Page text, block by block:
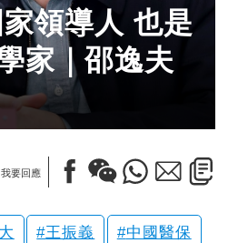
領導人 也是
家｜邵逸夫
我要回應
王振義 中國醫保